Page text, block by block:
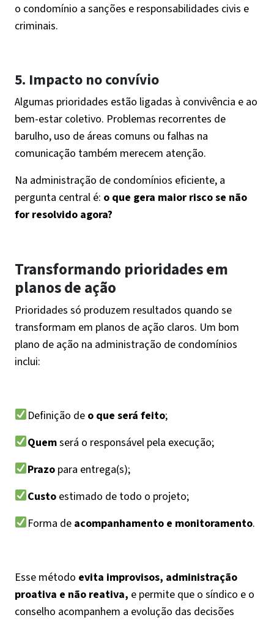
o condomínio a sanções e responsabilidades civis e
criminais.
5. Impacto no convívio
Algumas prioridades estão ligadas à convivência e ao
bem-estar coletivo. Problemas recorrentes de
barulho, uso de áreas comuns ou falhas na
comunicação também merecem atenção.
Na administração de condomínios eficiente, a
pergunta central é: o que gera maior risco se não
for resolvido agora?
Transformando prioridades em
planos de ação
Prioridades só produzem resultados quando se
transformam em planos de ação claros. Um bom
plano de ação na administração de condomínios
inclui:
Definição de o que será feito;
Quemserá o responsável pela execução;
Prazopara entrega(s);
Custoestimado de todo o projeto;
Forma de acompanhamento e monitoramento.
Esse método evita improvisos, administração
proativa e não reativa, e permite que o síndico e o
conselho acompanhem a evolução das decisões